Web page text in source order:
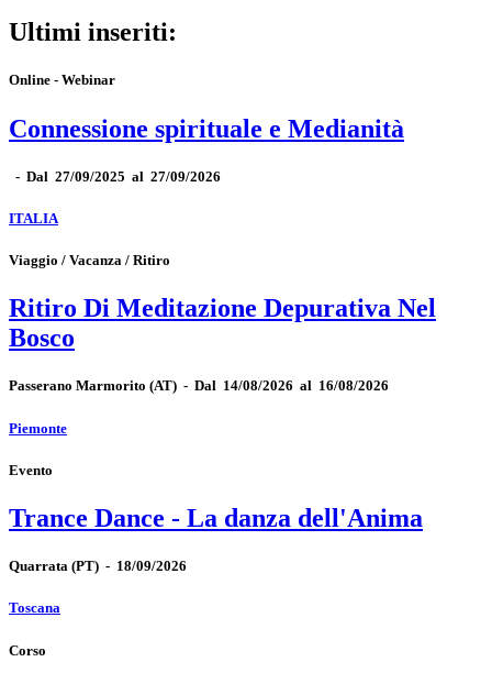
Ultimi inseriti:
Online - Webinar
Connessione spirituale e Medianità
- Dal 27/09/2025 al 27/09/2026
ITALIA
Viaggio / Vacanza / Ritiro
Ritiro Di Meditazione Depurativa Nel
Bosco
Passerano Marmorito (AT) - Dal 14/08/2026 al 16/08/2026
Piemonte
Evento
Trance Dance - La danza dell'Anima
Quarrata (PT) - 18/09/2026
Toscana
Corso